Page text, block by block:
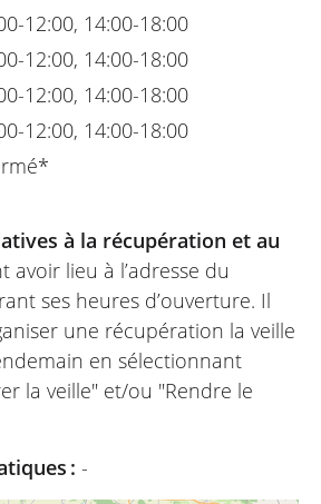
12:00, 14:00-18:00
12:00, 14:00-18:00
12:00, 14:00-18:00
12:00, 14:00-18:00
à la récupération et au
avoir lieu à l’adresse du
ses heures d’ouverture. Il
une récupération la veille
en sélectionnant
la veille" et/ou "Rendre le
: -